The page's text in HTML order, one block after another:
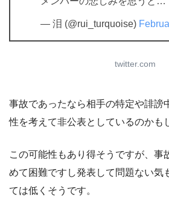
— 泪 (@rui_turquoise)
twitter.com
事故であったなら相手の特定や誹謗
性を考えて非公表としているのかも
この可能性もあり得そうですが、事
めて困難ですし発表して問題ない気
ては低くそうです。